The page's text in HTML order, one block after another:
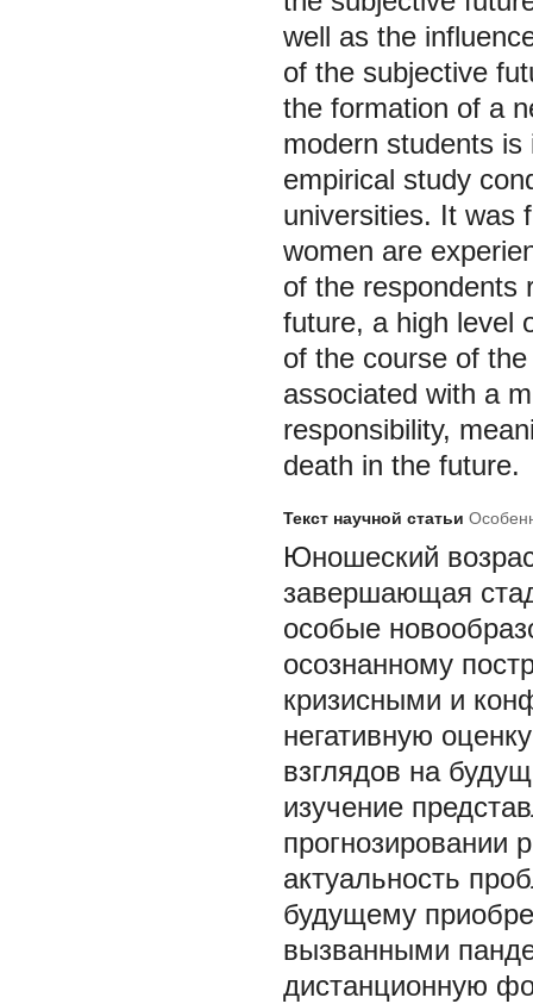
well as the
of the subjective
the formation of a
modern students
empirical study
universities. It was
women are
of the respondents
future, a high level
of the course of
associated with a
responsibility,
death in the future.
Текст научной статьи
Юношеский
завершающая
особые
осознанному
кризисными и
негативную
взглядов на
изучение
прогнозировании
актуальность
будущему
вызванными
дистанционную